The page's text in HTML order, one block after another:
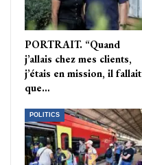
PORTRAIT. “Quand
j’allais chez mes clients,
j’étais en mission, il fallait
que…
POLITICS